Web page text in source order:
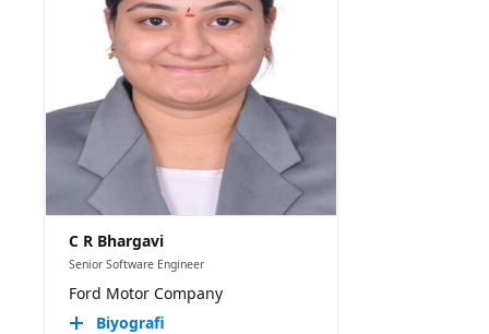
C R Bhargavi
Senior Software Engineer
Ford Motor Company
Biyografi